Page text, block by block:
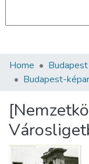
Communities &
Statistics
About us
Home
Budapest-